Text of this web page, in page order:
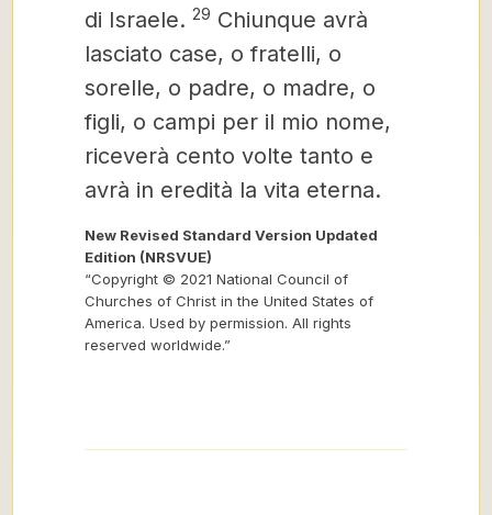
di Israele. 29 Chiunque avrà
lasciato case, o fratelli, o
sorelle, o padre, o madre, o
figli, o campi per il mio nome,
riceverà cento volte tanto e
avrà in eredità la vita eterna.
New Revised Standard Version Updated
Edition (NRSVUE)
“Copyright © 2021 National Council of
Churches of Christ in the United States of
America. Used by permission. All rights
reserved worldwide.”